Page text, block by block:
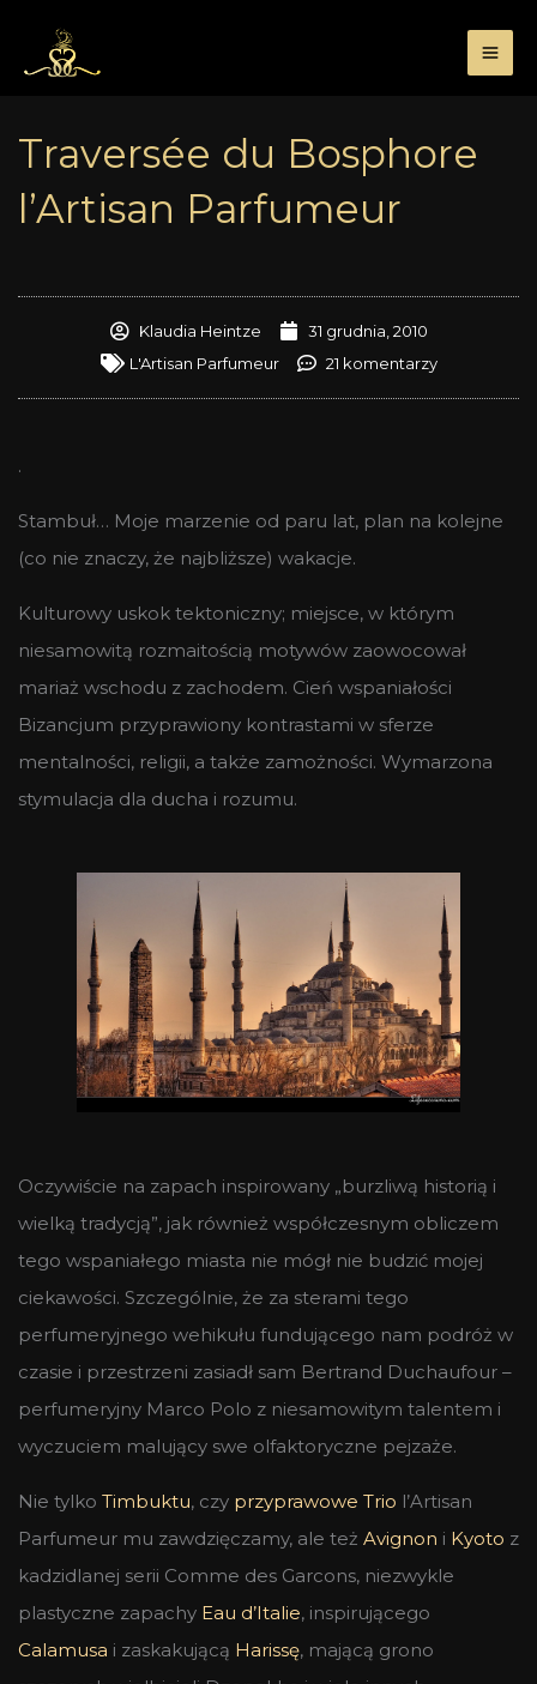
treści
Traversée du Bosphore
l’Artisan Parfumeur
Klaudia Heintze
31 grudnia, 2010
L'Artisan Parfumeur
21 komentarzy
.
Stambuł… Moje marzenie od paru lat, plan na kolejne
(co nie znaczy, że najbliższe) wakacje.
Kulturowy uskok tektoniczny; miejsce, w którym
niesamowitą rozmaitością motywów zaowocował
mariaż wschodu z zachodem. Cień wspaniałości
Bizancjum przyprawiony kontrastami w sferze
mentalności, religii, a także zamożności. Wymarzona
stymulacja dla ducha i rozumu.
Oczywiście na zapach inspirowany „burzliwą historią i
wielką tradycją”, jak również współczesnym obliczem
tego wspaniałego miasta nie mógł nie budzić mojej
ciekawości. Szczególnie, że za sterami tego
perfumeryjnego wehikułu fundującego nam podróż w
czasie i przestrzeni zasiadł sam Bertrand Duchaufour –
perfumeryjny Marco Polo z niesamowitym talentem i
wyczuciem malujący swe olfaktoryczne pejzaże.
Nie tylko Timbuktu, czy przyprawowe Trio l’Artisan
Parfumeur mu zawdzięczamy, ale też Avignon i Kyoto z
kadzidlanej serii Comme des Garcons, niezwykle
plastyczne zapachy Eau d’Italie, inspirującego
Calamusa i zaskakującą Harissę, mającą grono